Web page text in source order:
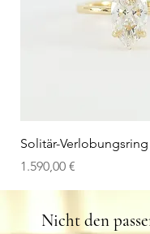
Solitär-Verlobungsring
Preis
1.590,00 €
Nicht den